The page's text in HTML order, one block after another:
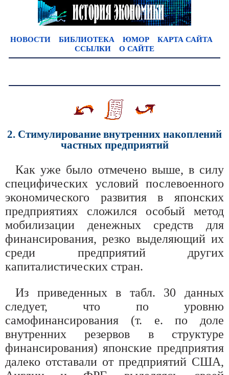
НОВОСТИ БИБЛИОТЕКА ЮМОР
КАРТА САЙТА
ССЫЛКИ
О САЙТЕ
2. Стимулирование внутренних накоплений
частных предприятий
Как уже было отмечено выше, в силу
специфических условий послевоенного
экономического развития в японских
предприятиях сложился особый метод
мобилизации денежных средств для
финансирования, резко выделяющий их
среди предприятий других
капиталистических стран.
Из приведенных в табл. 30 данных
следует, что по уровню
самофинансирования (т. е. по доле
внутренних резервов в структуре
финансирования) японские предприятия
далеко отставали от предприятий США,